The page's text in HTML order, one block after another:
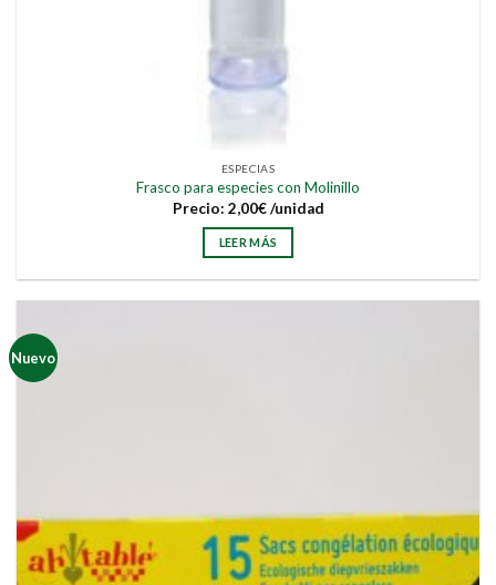
ESPECIAS
Frasco para especies con Molinillo
Precio: 2,00€ /unidad
LEER MÁS
Nuevo